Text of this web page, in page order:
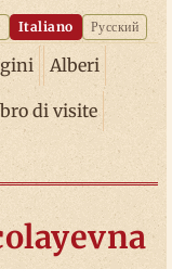
Italiano Русский
Alberi
di visite